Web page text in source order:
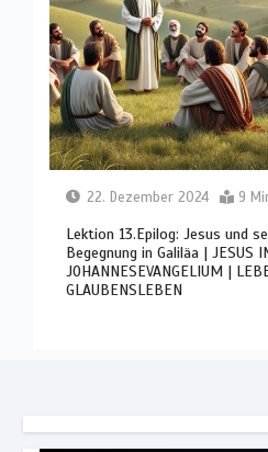
22. Dezember 2024 9
Lektion 13.Epilog: Jesus und
Begegnung in Galiläa | JESUS
JOHANNESEVANGELIUM |
GLAUBENSLEBEN